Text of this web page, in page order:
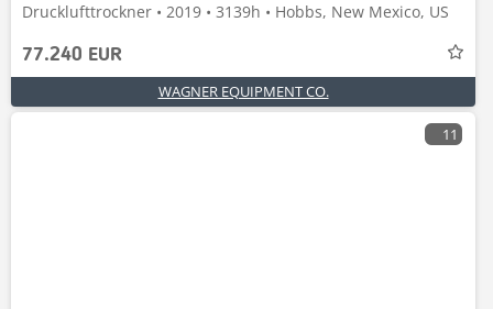
Drucklufttrockner • 2019 • 3139h • Hobbs, New Mexico, US
77.240 EUR
WAGNER EQUIPMENT CO.
11